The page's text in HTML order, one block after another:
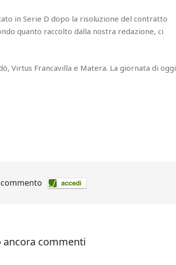
in Serie D dopo la risoluzione del contratto
quanto raccolto dalla nostra redazione, ci
Virtus Francavilla e Matera. La giornata di oggi